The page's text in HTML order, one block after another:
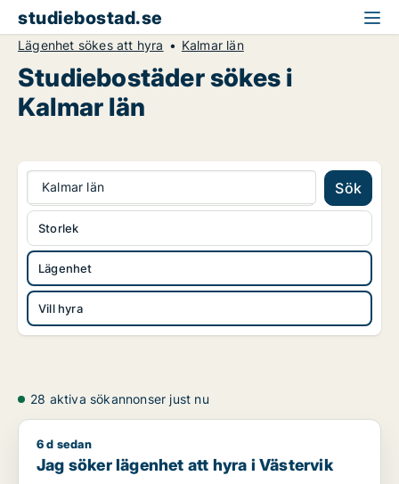
studiebostad.se
Lägenhet sökes att hyra Kalmar län
Studiebostäder sökes i
Kalmar län
Kalmar län Sök
Lägenhet
Vill hyra
Storlek
28 aktiva sökannonser just nu
Jag söker lägenhet att hyra i Västervik
6 d sedan
Jag söker lägenhet att hyra i Västervik